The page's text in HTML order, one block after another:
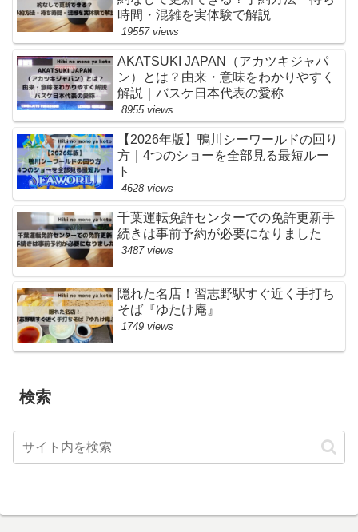
時間・混雑を実体験で解説
19557 views
AKATSUKI JAPAN（アカツキジャパ
ン）とは？由来・意味をわかりやすく
解説｜バスケ日本代表の愛称
8955 views
【2026年版】鴨川シーワールドの回り
方｜4つのショーを全部見る最短ルー
ト
4628 views
千葉運転免許センターでの免許更新手
続きは事前予約が必要になりました
3487 views
隠れた名店！習志野駅すぐ近く手打ち
そば『ゆたけ庵』
1749 views
検索